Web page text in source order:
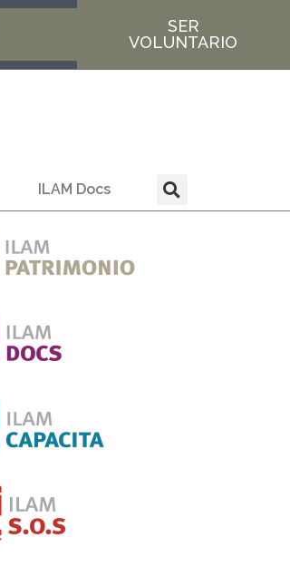
SER
VOLUNTARIO
ILAM Docs